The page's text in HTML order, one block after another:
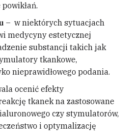
– w niektórych sytuacjach
medycyny estetycznej
substancji takich jak
tkankowe,
nieprawidłowego podania.
ocenić efekty
tkanek na zastosowane
czy stymulatorów,
i optymalizację